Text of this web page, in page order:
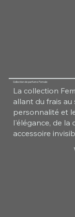
Collection de parfums Female
La collection
allant du frais au
personnalité et
l'élégance, de la
accessoire